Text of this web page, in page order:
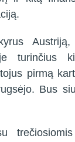
turinčius
pirmą
Bus